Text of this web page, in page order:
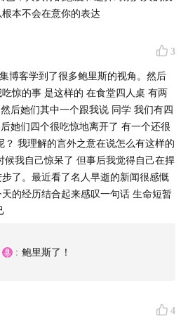
那么在意你的理由。
本不会在意你的表达
3
博客学到了很多鲍里斯的视角。然后
惊的事 是这样的 在食堂四人桌 有两
后她们其中一个跟我说 同学 我们有四
？ 我理解的言外之意在说怎么有这样的
了。最近看了名人早逝的新闻很感慨
的经历结合起来感叹一句话 生命短暂
: 鲍里斯了！
4